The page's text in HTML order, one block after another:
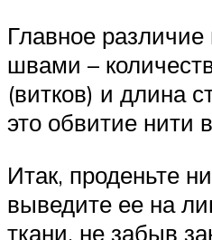
Главное
швами –
(витков) и длина
это обвитие нити
Итак, проденьте
выведите ее на
ткани, не забыв